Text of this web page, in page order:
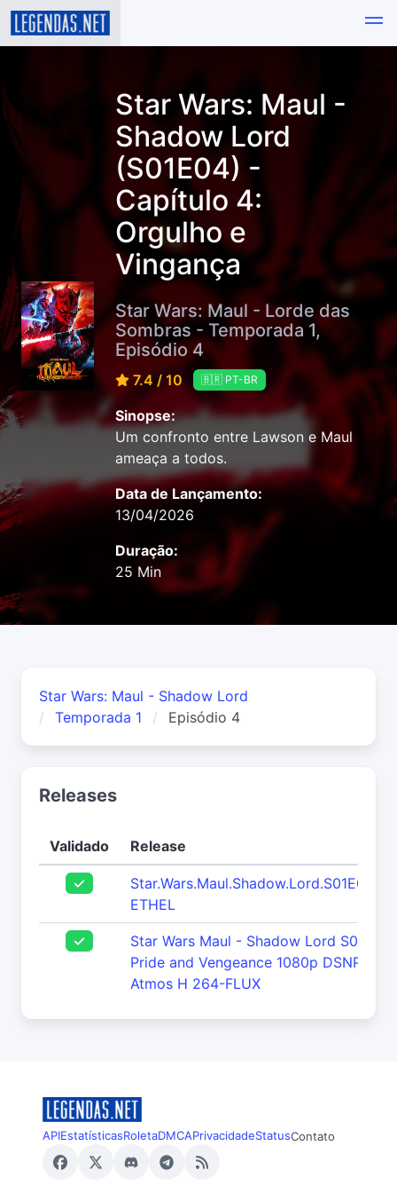
Star Wars: Maul -
Shadow Lord
(S01E04) -
Capítulo 4:
Orgulho e
Vingança
Star Wars: Maul - Lorde das
Sombras - Temporada 1,
Episódio 4
7.4 / 10 🇧🇷 PT-BR
Sinopse:
Um confronto entre Lawson e Maul
ameaça a todos.
Data de Lançamento:
13/04/2026
Duração:
25 Min
Star Wars: Maul - Shadow Lord
Temporada 1
Episódio 4
Releases
Validado Release
ETHEL
Star Wars Maul - Shadow Lord
Pride and Vengeance 1080p DSNP
Atmos H 264-FLUX
APIEstatísticasRoletaDMCAPrivacidadeStatusContato